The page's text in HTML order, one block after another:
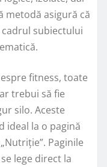
metodă asigură că
subiectului
fitness, toate
trebui să fie
silo. Aceste
ideal la o pagină
Paginile
lege direct la